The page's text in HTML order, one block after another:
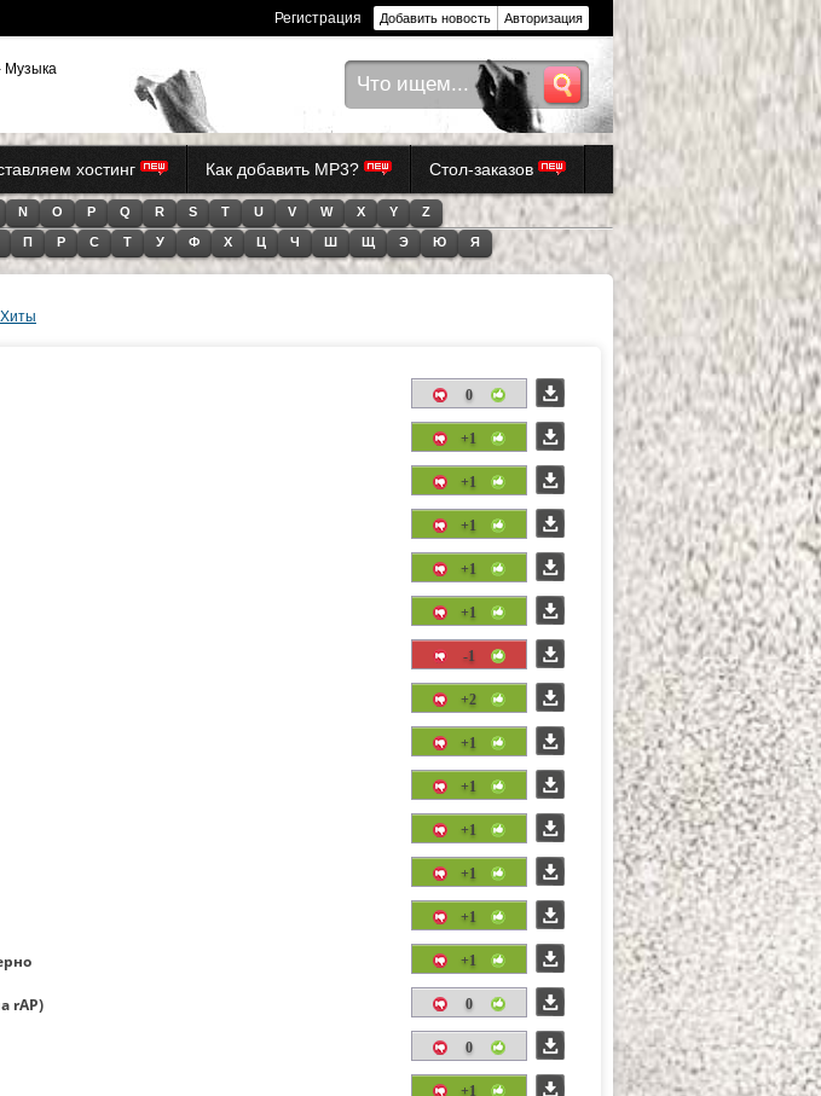
Регистрация Добавить новость Авторизация
портал Узбекистана (Tas-iX)
хостинг Как добавить MP3? Стол-заказов
N O P Q R S T U V W X Y Z
П Р С Т У Ф Х Ц Ч Ш Щ Э Ю Я
Хиты
0
+1
+1
+1
+1
+1
-1
+2
+1
+1
+1
+1
+1
+1
rAP) 0
0
+1